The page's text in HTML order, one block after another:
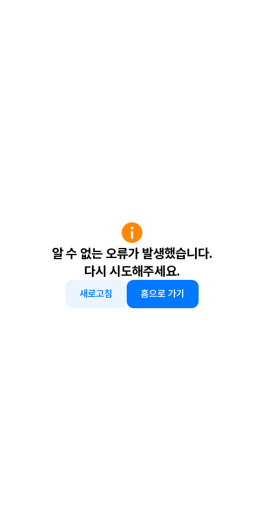
알 수 없는 오류가 발생했습니다.
다시 시도해주세요.
새로고침 홈으로 가기